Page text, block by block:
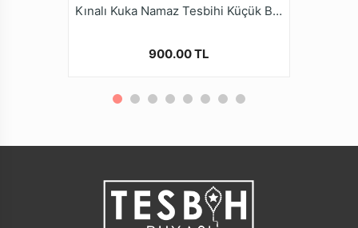
Kınalı Kuka Namaz Tesbihi Küçük Boy Üç Sayı 99lu
900.00 TL